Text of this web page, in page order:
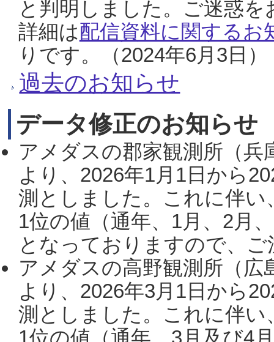
と判明しました。ご迷惑
詳細は配信資料に関するお
りです。（2024年6月3日）
過去のお知らせ
データ修正のお知らせ
アメダスの郡家観測所（
より、2026年1月1日から
測としました。これに伴い
1位の値（通年、1月、2月
となっておりますので、
アメダスの高野観測所（
より、2026年3月1日から
測としました。これに伴い
1位の値（通年、3月及び4